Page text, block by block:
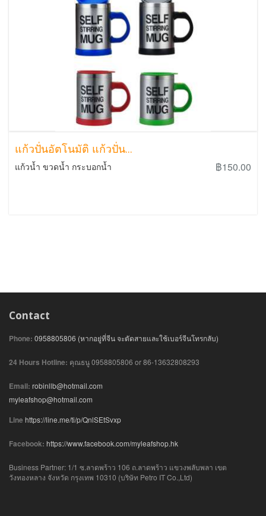
แก้วปั่นอัตโนมัติ แก้วปั่น...
แก้วน้ำ ขวดน้ำ กระบอกน้ำ ฿150.00
Contact
Phone: 0958805806 (หากอยู่ที่จีน จะตัดสายและใช้เบอร์จีนโทรกลับ)
24 Hours Hotline: คุณธนู 0958805806 or 86-13632808293
Email: robinllb@hotmail.com
myleafshop@hotmail.com
Line https://line.me/ti/p/QnlSEtSvxp
Facebook: https://www.facebook.com/myleafshop.hk
Business Partner: 1/1 ซ.ลาดพร้าว 106 ถ.ลาดพร้าว แขวงพลับพลา เขต
วังทองหลาง จังหวัด กรุงเทพ 10310 (บริษัท Petro IT Co.,Ltd)